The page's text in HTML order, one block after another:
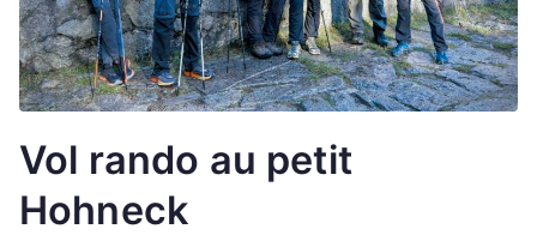
Vol rando au petit
Hohneck